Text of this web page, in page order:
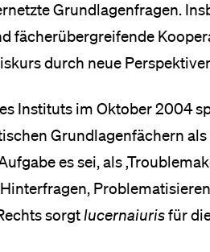
Grundlagenfragen.
fächerübergreifende
durch neue
Instituts im Oktober 2004
Grundlagenfächern
es sei, als
sorgt lucernaiurisfür